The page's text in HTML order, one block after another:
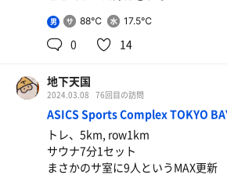
男 88℃ 17.5℃
0 14
地下天国
2024.03.08 76回目の訪問
ASICS Sports Complex TOKYO
トレ、5km, row1km
サウナ7分1セット
まさかのサ室に9人というMAX更新